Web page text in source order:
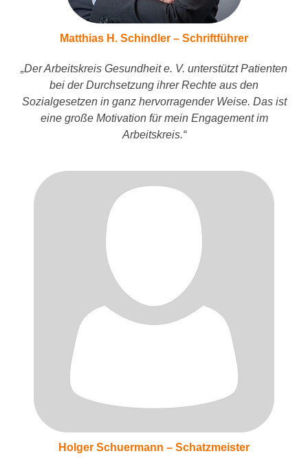
Matthias H. Schindler – Schriftführer
„Der Arbeitskreis Gesundheit e. V. unterstützt Patienten
bei der Durchsetzung ihrer Rechte aus den
Sozialgesetzen in ganz hervorragender Weise. Das ist
eine große Motivation für mein Engagement im
Arbeitskreis.“
Holger Schuermann – Schatzmeister